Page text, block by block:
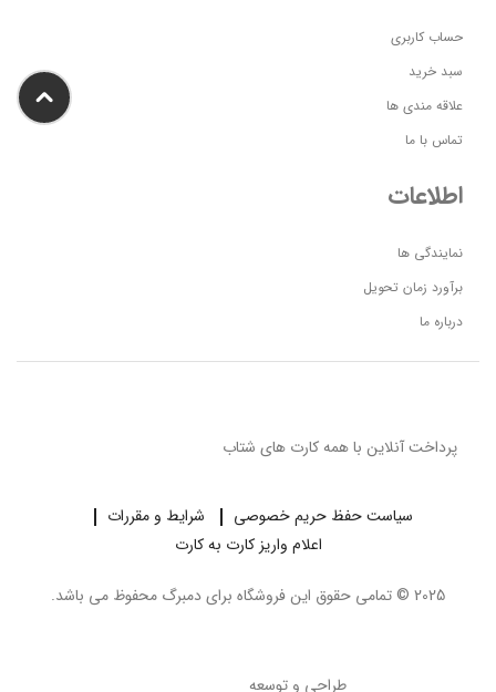
حساب کاربری
سبد خرید
علاقه مندی ها
تماس با ما
اطلاعات
نمایندگی ها
برآورد زمان تحویل
درباره ما
پرداخت آنلاین با همه کارت های شتاب
سیاست حفظ حریم خصوصی
شرایط و مقررات
اعلام واریز کارت به کارت
2025 © تمامی حقوق این فروشگاه برای دمبرگ محفوظ می باشد.
طراحی و توسعه